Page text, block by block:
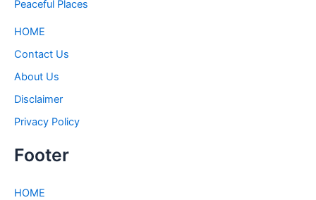
Peaceful Places
HOME
Contact Us
About Us
Disclaimer
Privacy Policy
Footer
HOME